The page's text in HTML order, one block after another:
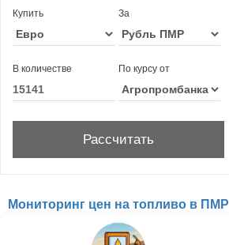
Купить За
В количестве По курсу от
Мониторинг цен на топливо в ПМР